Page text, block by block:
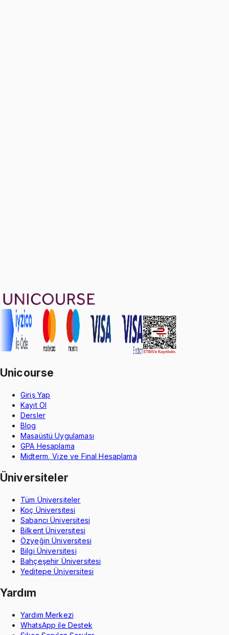
Unicourse
Giriş Yap
Kayıt Ol
Dersler
Blog
Masaüstü Uygulaması
GPA Hesaplama
Midterm, Vize ve Final Hesaplama
Üniversiteler
Tüm Üniversiteler
Koç Üniversitesi
Sabancı Üniversitesi
Bilkent Üniversitesi
Özyeğin Üniversitesi
Bilgi Üniversitesi
Bahçeşehir Üniversitesi
Yeditepe Üniversitesi
Yardım
Yardım Merkezi
WhatsApp ile Destek